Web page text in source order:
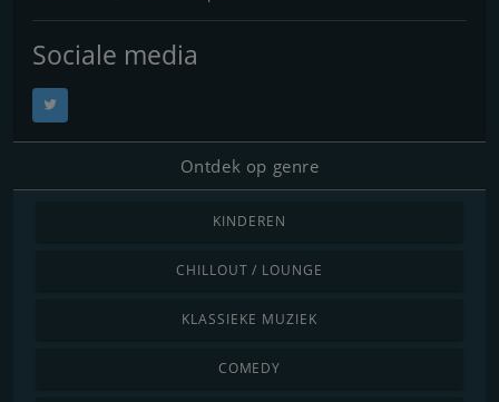
Sociale media
Ontdek op genre
KINDEREN
CHILLOUT / LOUNGE
KLASSIEKE MUZIEK
COMEDY